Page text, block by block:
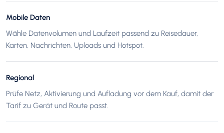
Mobile Daten
Wähle Datenvolumen und Laufzeit passend zu Reisedauer,
Karten, Nachrichten, Uploads und Hotspot.
Regional
Prüfe Netz, Aktivierung und Aufladung vor dem Kauf, damit der
Tarif zu Gerät und Route passt.